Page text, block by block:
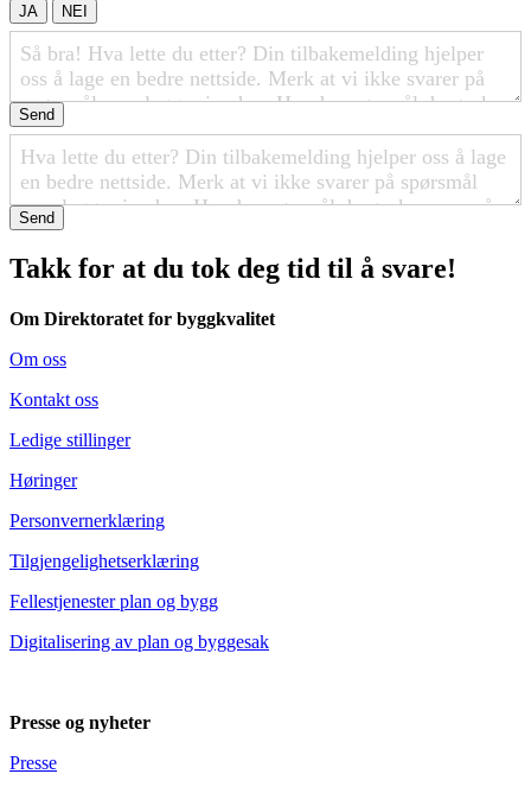
JA NEI
Send
Send
Takk for at du tok deg tid til å svare!
Om Direktoratet for byggkvalitet
Om oss
Kontakt oss
Ledige stillinger
Høringer
Personvernerklæring
Tilgjengelighetserklæring
Fellestjenester plan og bygg
Digitalisering av plan og byggesak
Presse og nyheter
Presse